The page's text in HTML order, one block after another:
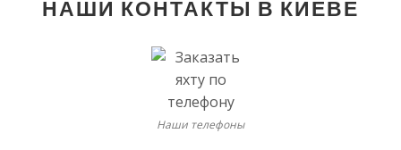
НАШИ КОНТАКТЫ В КИЕВЕ
Наши телефоны